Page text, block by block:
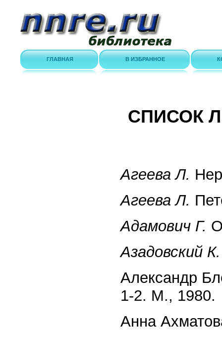
ГЛАВНАЯ В ИЗБРАННОЕ
СПИСОК
Агеева Л.
Агеева Л.
Адамович Г.
Азадовский К.
Александр
1-2. М., 1980.
Анна